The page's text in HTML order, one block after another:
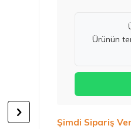
Ürünün
Şimdi Sipariş